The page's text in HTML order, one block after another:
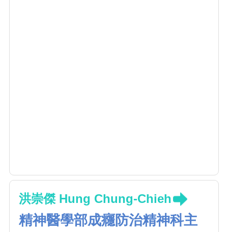
洪崇傑 Hung Chung-Chieh
精神醫學部成癮防治精神科主